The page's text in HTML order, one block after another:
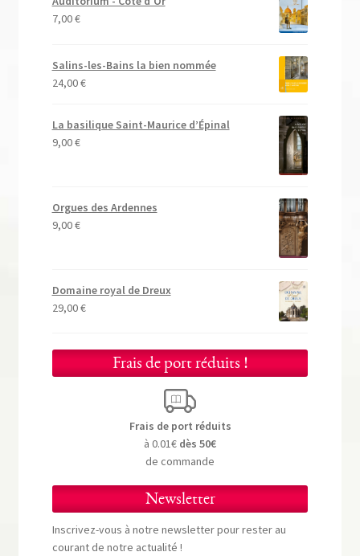
7,00€
Salins-les-Bains la bien nommée
24,00€
La basilique Saint-Maurice d’Épinal
9,00€
Orgues des Ardennes
9,00€
Domaine royal de Dreux
29,00€
Frais de port réduits !
Frais de port réduits
à 0.01€ dès 50€
de commande
Newsletter
Inscrivez-vous à notre newsletter pour rester au
courant de notre actualité !